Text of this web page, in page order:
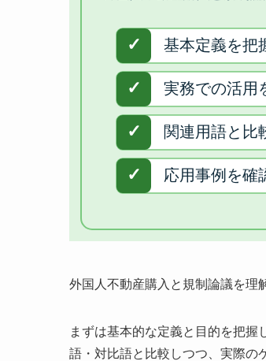
外国人不動産購入と規制論議を理
まずは基本的な定義と目的を把
語・対比語と比較しつつ、実際の